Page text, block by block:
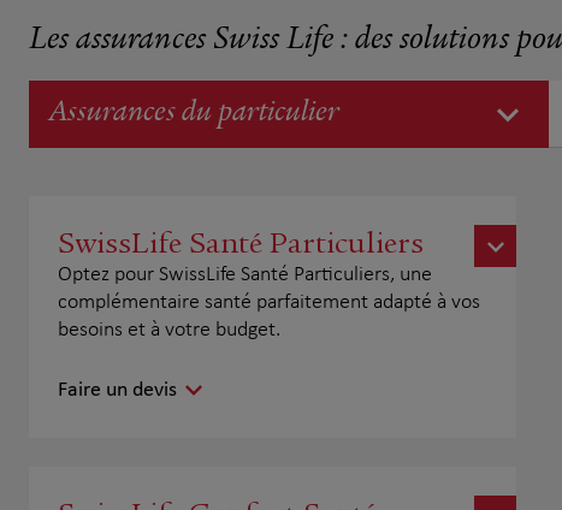
Les assurances Swiss Life : des solutions
Assurances du particulier
SwissLife Santé Particuliers
Optez pour SwissLife Santé Particuliers, une
complémentaire santé parfaitement adapté à vos
besoins et à votre budget.
Faire un devis